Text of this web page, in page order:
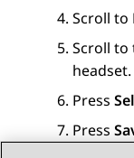
Scroll to
Scroll to
headset.
Press
Press